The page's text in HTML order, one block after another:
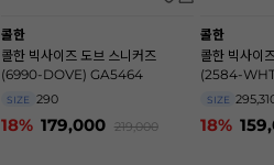
콜한
콜한 빅사이즈 도브 스니커즈
(6990-DOVE) GA5464
SIZE 290
18% 179,000 219,000
콜한
콜한 빅사이
(2584-
SIZE
18%